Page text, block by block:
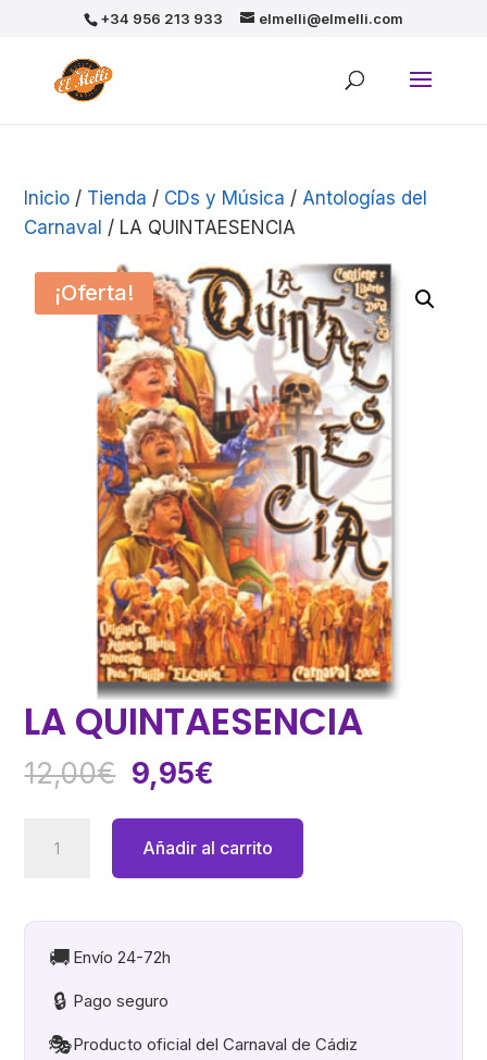
+34 956 213 933 elmelli@elmelli.com
Inicio / Tienda / CDs y Música / Antologías del
Carnaval / LA QUINTAESENCIA
¡Oferta!
LA QUINTAESENCIA
12,00€ El
precio
era:
12,00€.
9,95€
es:
9,95€.
QUINTAESENCIA
Añadir al carrito
🚚 Envío 24-72h
🔒 Pago seguro
🎭Producto oficial del Carnaval de Cádiz